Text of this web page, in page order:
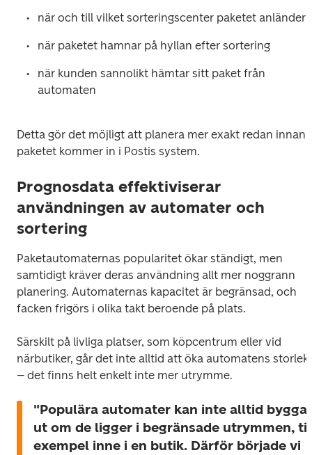
när och till vilket sorteringscenter paketet anländer
när paketet hamnar på hyllan efter sortering
när kunden sannolikt hämtar sitt paket från
automaten
Detta gör det möjligt att planera mer exakt redan innan
paketet kommer in i Postis system.
Prognosdata effektiviserar
användningen av automater och
sortering
Paketautomaternas popularitet ökar ständigt, men
samtidigt kräver deras användning allt mer noggrann
planering. Automaternas kapacitet är begränsad, och
facken frigörs i olika takt beroende på plats.
Särskilt på livliga platser, som köpcentrum eller vid
närbutiker, går det inte alltid att öka automatens storlek
– det finns helt enkelt inte mer utrymme.
"Populära automater kan inte alltid
ut om de ligger i begränsade utrymmen,
exempel inne i en butik. Därför började vi